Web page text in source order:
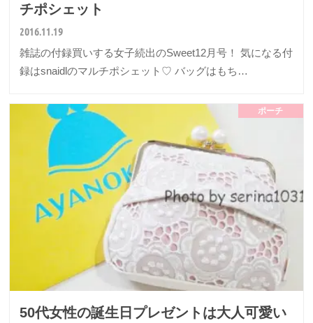
チポシェット
2016.11.19
雑誌の付録買いする女子続出のSweet12月号！ 気になる付
録はsnaidlのマルチポシェット♡ バッグはもち…
ポーチ
50代女性の誕生日プレゼントは大人可愛い